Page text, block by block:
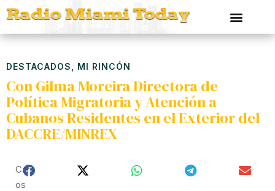
DESTACADOS MI RINCÓN
Con Gilma Moreira Directora de
Política Migratoria y Atención a
Cubanos Residentes en el Exterior del
DACCRE/MINREX
Carl
Os